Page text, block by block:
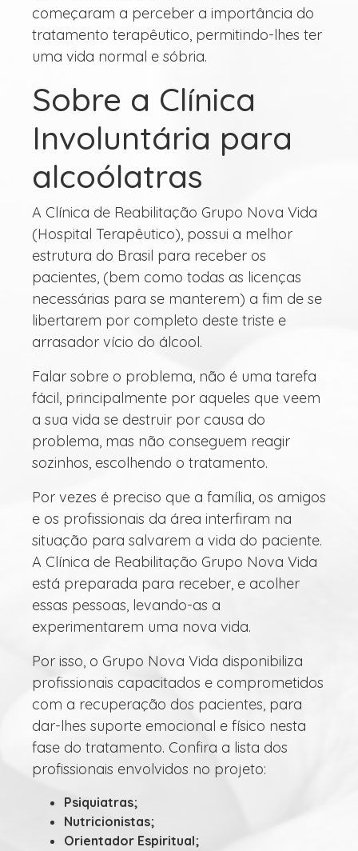
começaram a perceber a importância do
tratamento terapêutico, permitindo-lhes ter
uma vida normal e sóbria.
Sobre a Clínica
Involuntária para
alcoólatras
A Clínica de Reabilitação Grupo Nova Vida
(Hospital Terapêutico), possui a melhor
estrutura do Brasil para receber os
pacientes, (bem como todas as licenças
necessárias para se manterem) a fim de se
libertarem por completo deste triste e
arrasador vício do álcool.
Falar sobre o problema, não é uma tarefa
fácil, principalmente por aqueles que veem
a sua vida se destruir por causa do
problema, mas não conseguem reagir
sozinhos, escolhendo o tratamento.
Por vezes é preciso que a família, os amigos
e os profissionais da área interfiram na
situação para salvarem a vida do paciente.
A Clínica de Reabilitação Grupo Nova Vida
está preparada para receber, e acolher
essas pessoas, levando-as a
experimentarem uma nova vida.
Por isso, o Grupo Nova Vida disponibiliza
profissionais capacitados e comprometidos
com a recuperação dos pacientes, para
dar-lhes suporte emocional e físico nesta
fase do tratamento. Confira a lista dos
profissionais envolvidos no projeto:
Psiquiatras;
Nutricionistas;
Orientador Espiritual;